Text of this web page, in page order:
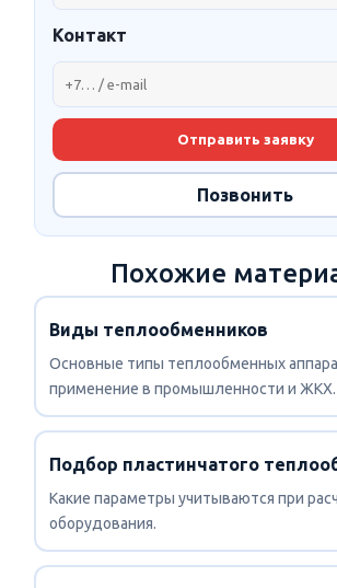
Контакт
Отправить заявку
Позвонить
Похожие
Виды теплообменников
Основные типы теплообменных
применение в промышленности и ЖКХ.
Подбор пластинчатого
Какие параметры учитываются при
оборудования.